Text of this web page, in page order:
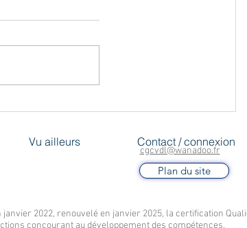
Vu ailleurs Contact / connexion
cgcvdl@wanadoo.fr
Plan du site
janvier 2022, renouvelé en janvier 2025, la certification